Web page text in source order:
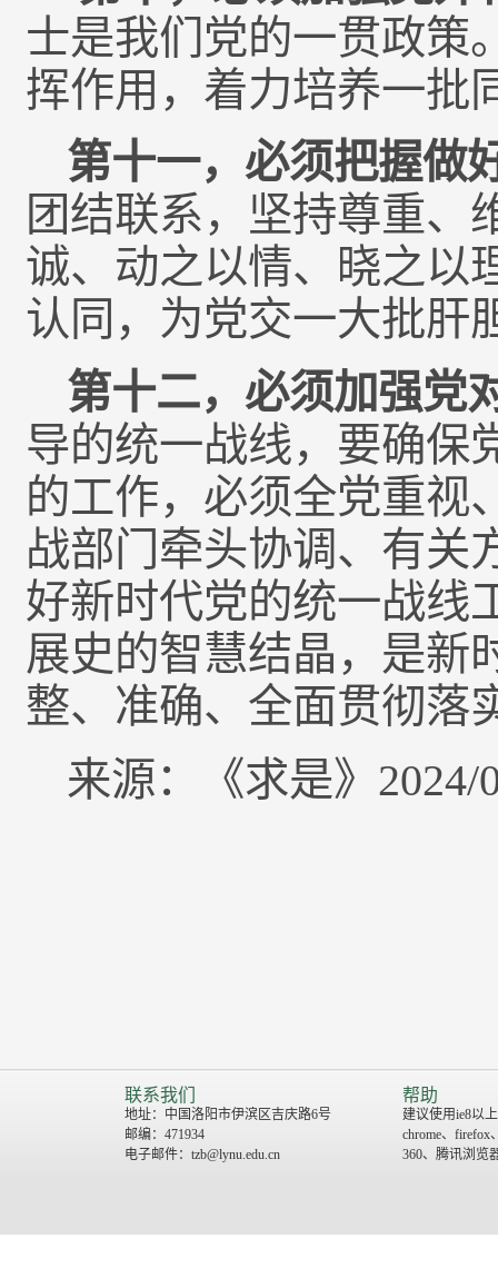
士是我们党的一贯政策
挥作用，着力培养一批
第十一，必须把握做
团结联系，坚持尊重、
诚、动之以情、晓之以
认同，为党交一大批肝
第十二，必须加强党
导的统一战线，要确保
的工作，必须全党重视
战部门牵头协调、有关
好新时代党的统一战线
展史的智慧结晶，是新
整、准确、全面贯彻落
来源：《求是》2024/
联系我们
地址：中国洛阳市伊滨区吉庆路6号
邮编：471934
电子邮件：tzb@lynu.edu.cn
帮助
建议使用ie8以上
chrome、firefox
360、腾讯浏览